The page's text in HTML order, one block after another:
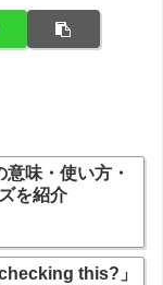
味・使い方・
を紹介
this?」